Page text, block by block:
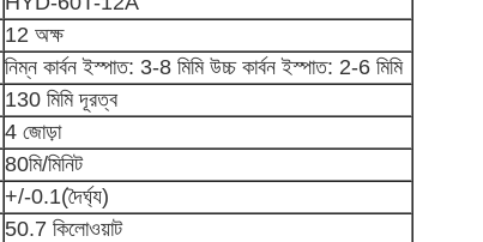
12 অক্ষ
নিম্ন কার্বন ইস্পাত: 3-8 মিমি উচ্চ কার্বন ইস্পাত: 2-6 মিমি
130 মিমি দূরত্ব
4 জোড়া
80মি/মিনিট
+/-0.1(দৈর্ঘ্য)
50.7 কিলোওয়াট